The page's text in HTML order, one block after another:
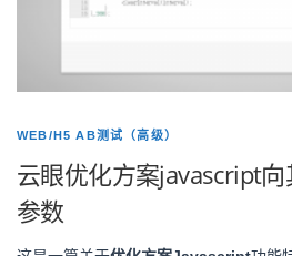
WEB/H5 AB测试（高级）
云眼优化方案javascript
参数